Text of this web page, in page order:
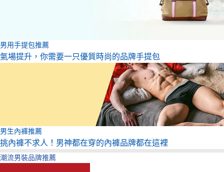
男用手提包推薦
氣場提升，你需要一只優質時尚的品牌手提包
男生內褲推薦
挑內褲不求人！男神都在穿的內褲品牌都在這裡
潮流男裝品牌推薦